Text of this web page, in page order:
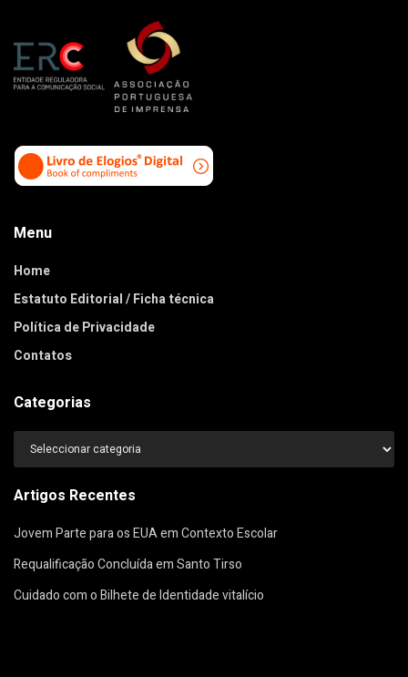
Menu
Home
Estatuto Editorial / Ficha técnica
Política de Privacidade
Contatos
Categorias
Categorias
Artigos Recentes
Jovem Parte para os EUA em Contexto Escolar
Requalificação Concluída em Santo Tirso
Cuidado com o Bilhete de Identidade vitalício